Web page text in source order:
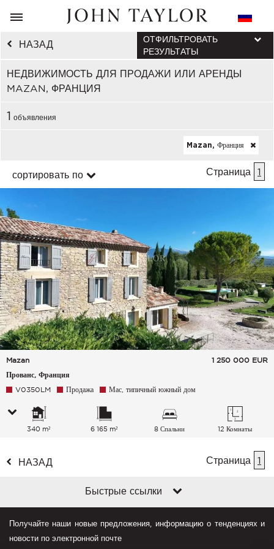
НАЗАД
НЕДВИЖИМОСТЬ ДЛЯ ПРОДАЖИ ИЛИ АРЕНДЫ
MAZAN, ФРАНЦИЯ
ОТФИЛЬТРОВАТЬ
РЕЗУЛЬТАТЫ
1 объявления
Mazan, Франция
сортировать по Страница 1
Mazan
Прованс, Франция
1 250 000 EUR
V0350LM Продажа Мас, типичный южный дом
340 m² 6 165 m² 8 Спальни 12 Комнаты
НАЗАД Страница 1
Быстрые ссылки
Получайте наши новые предложения, информацию о тенденциях и
новости по электронной почте